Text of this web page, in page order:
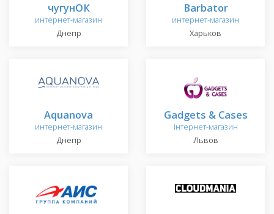
чугунОК
интернет-магазин
Днепр
Barbator
интернет-магазин
Харьков
Aquanova
интернет-магазин
Днепр
Gadgets & Cases
інтернет-магазин
Львов